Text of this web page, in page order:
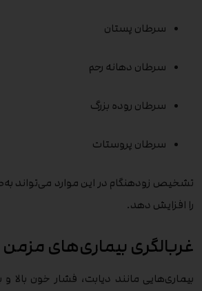
سرطان پستان
سرطان دهانه رحم
سرطان روده بزرگ
سرطان پروستات
تشخیص زودهنگام در این موارد می‌تواند
را افزایش دهد.
غربالگری بیماری‌های مزمن
بیماری‌هایی مانند دیابت، فشار خون بالا